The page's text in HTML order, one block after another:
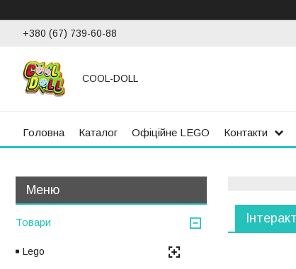
+380 (67) 739-60-88
COOL-DOLL
Головна Каталог Офіційне LEGO Контакти
Товари
Lego